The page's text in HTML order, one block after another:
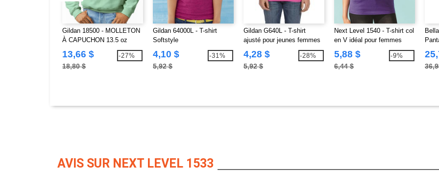
Gildan 18500 - MOLLETON
À CAPUCHON 13.5 oz
13,66 $
18,80 $
-27%
Gildan 64000L - T-shirt
Softstyle
4,10 $
5,92 $
-31%
Gildan G640L - T-shirt
ajusté pour jeunes femmes
Softstyle® 4,5 oz.
4,28 $
5,92 $
-28%
Next Level 1540 - T-shirt col
en V idéal pour femmes
5,88 $
6,44 $
-9%
AVIS SUR NEXT LEVEL 1533